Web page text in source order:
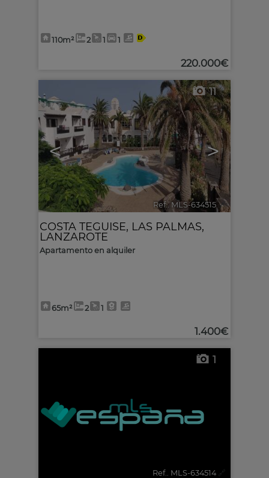
110m² 2 1 1
220.000€
< >
11
Ref.. MLS-634515 🔗
COSTA TEGUISE, LAS PALMAS,
LANZAROTE
Apartamento en alquiler
65m² 2 1
1.400€
1
Ref.. MLS-634514 🔗